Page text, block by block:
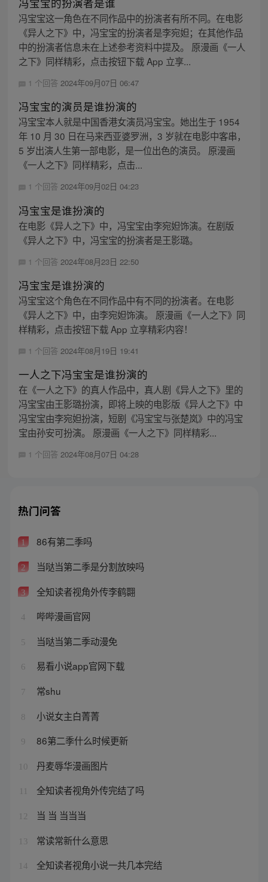
冯宝宝这一角色在不同作品中的扮演者有所不同。在电影
《异人之下》中，冯宝宝的扮演者是李宛妲；在其他作品
中的扮演者信息未在上述参考资料中提及。 原漫画《一人
之下》同样精彩，点击按钮下载 App 立享...
1 个回答 2024年09月07日 06:47
冯宝宝的演员是谁扮演的
冯宝宝本人就是中国香港女演员冯宝宝。她出生于 1954
年 10 月 30 日在马来西亚婆罗洲，3 岁就在电影中客串，
5 岁出演人生第一部电影，是一位出色的演员。 原漫画
《一人之下》同样精彩，点击...
1 个回答 2024年09月02日 04:23
冯宝宝是谁扮演的
在电影《异人之下》中，冯宝宝由李宛妲饰演。在剧版
《异人之下》中，冯宝宝的扮演者是王影璐。
1 个回答 2024年08月23日 22:50
冯宝宝是谁扮演的
冯宝宝这个角色在不同作品中有不同的扮演者。在电影
《异人之下》中，由李宛妲饰演。 原漫画《一人之下》同
样精彩，点击按钮下载 App 立享精彩内容！
1 个回答 2024年08月19日 19:41
一人之下冯宝宝是谁扮演的
在《一人之下》的真人作品中，真人剧《异人之下》里的
冯宝宝由王影璐扮演，即将上映的电影版《异人之下》中
冯宝宝由李宛妲扮演，短剧《冯宝宝与张楚岚》中的冯宝
宝由孙安可扮演。 原漫画《一人之下》同样精彩...
1 个回答 2024年08月07日 04:28
热门问答
1 86有第二季吗
2 当哒当第二季是分割放映吗
3 全知读者视角外传李鹤翾
4 哔哔漫画官网
5 当哒当第二季动漫免
6 易看小说app官网下载
7 常shu
8 小说女主白菁菁
9 86第二季什么时候更新
10 丹麦辱华漫画图片
全知读者视角外传完结了吗
12 当 当 当当当
13 常读常新什么意思
14 全知读者视角小说一共几本完结